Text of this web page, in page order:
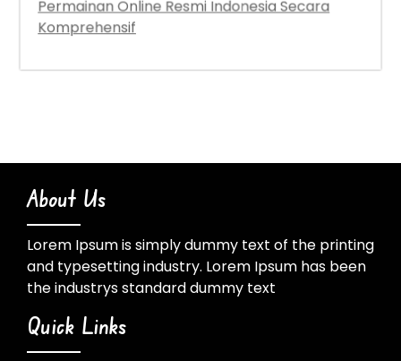
Analisa Mendalam Pola RTP Live Dari Data
Permainan Online Resmi Indonesia Secara
About Us
Lorem Ipsum is simply dummy text of the printing
and typesetting industry. Lorem Ipsum has been
the industrys standard dummy text
Quick Links